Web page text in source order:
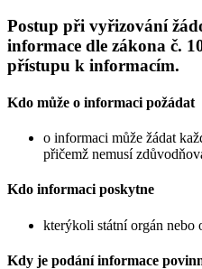
Postup při vyřizování
informace dle zákona č.
přístupu k informacím.
Kdo může o informaci požádat
o informaci může žádat
přičemž nemusí
Kdo informaci poskytne
kterýkoli státní orgán nebo
Kdy je podání informace